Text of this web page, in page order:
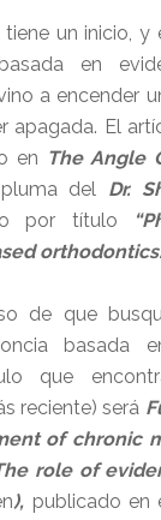
tiene un inicio, y
en
a encender
apagada. El
en The Angle
del Dr.
por título
orthodontics.
de que
basada
que
reciente) será
of chronic
role of
), publicado en